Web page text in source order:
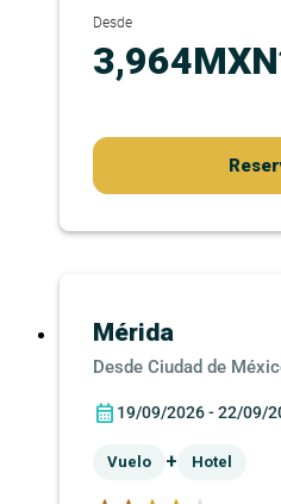
Desde
Mérida
Ciudad de
19/09/2026 - 22/09/
Vuelo + Hotel